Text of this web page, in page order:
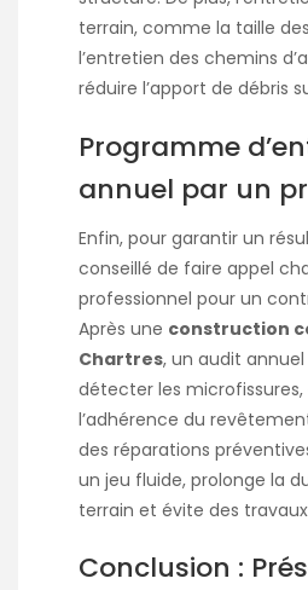
terrain, comme la taille
l’entretien des chemins
réduire l’apport de débris
Programme
annuel par un
Enfin, pour garantir un
conseillé de faire appel
professionnel pour un
Après une construction
Chartres, un audit
détecter les
l’adhérence du
des réparations
un jeu fluide, prolonge la
terrain et évite des
Conclusion :